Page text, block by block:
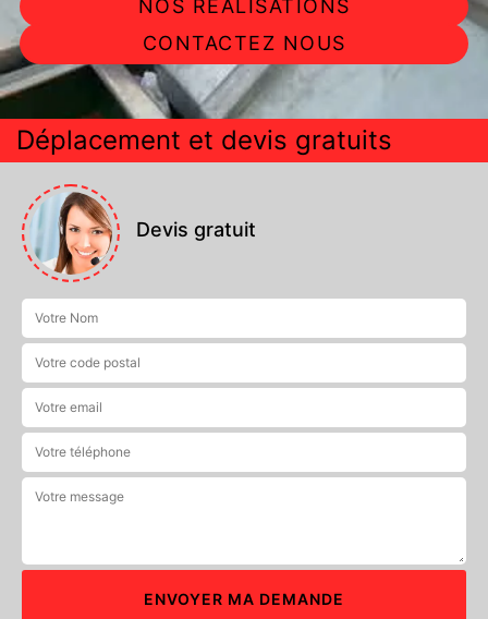
NOS RÉALISATIONS
CONTACTEZ NOUS
Déplacement et devis gratuits
Devis gratuit